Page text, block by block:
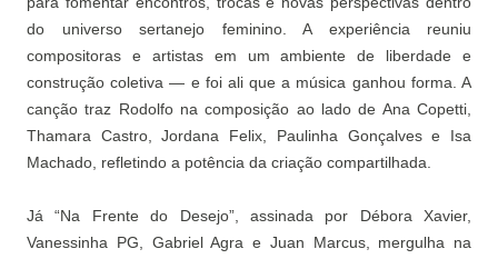
do universo sertanejo feminino. A experiência reuniu
compositoras e artistas em um ambiente de liberdade e
construção coletiva — e foi ali que a música ganhou forma. A
canção traz Rodolfo na composição ao lado de Ana Copetti,
Thamara Castro, Jordana Felix, Paulinha Gonçalves e Isa
Machado, refletindo a potência da criação compartilhada.
Já “Na Frente do Desejo”, assinada por Débora Xavier,
Vanessinha PG, Gabriel Agra e Juan Marcus, mergulha na